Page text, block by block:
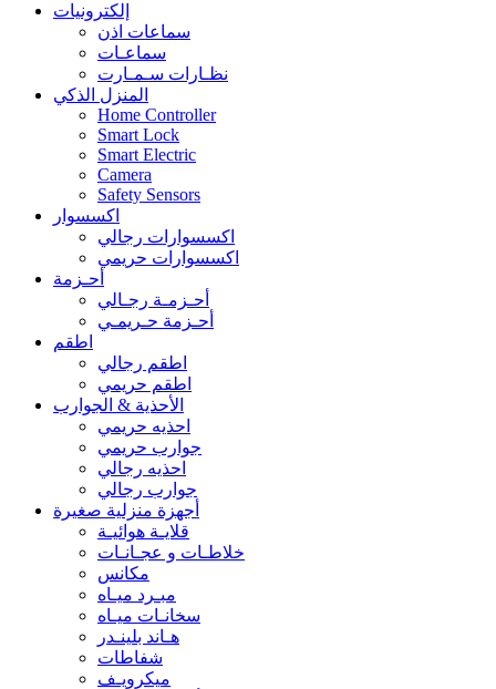
إلكترونيات
سماعات اذن
سماعـات
نظـارات سـمـارت
المنزل الذكي
Home Controller
Smart Lock
Smart Electric
Camera
Safety Sensors
اكسسوار
اكسسوارات رجالي
اكسسوارات حريمي
أحـزمة
أحـزمـة رجـالي
أحـزمة حـريمـي
اطقم
اطقم رجالي
اطقم حريمي
الأحذية & الجوارب
احذيه حريمي
جوارب حريمي
احذيه رجالي
جوارب رجالي
أجهزة منزلية صغيرة
قلايـة هوائيـة
خلاطـات و عجـانـات
مكانس
مبـرد ميـاه
سخانـات ميـاه
هـاند بلينـدر
شفاطات
ميكرويـف